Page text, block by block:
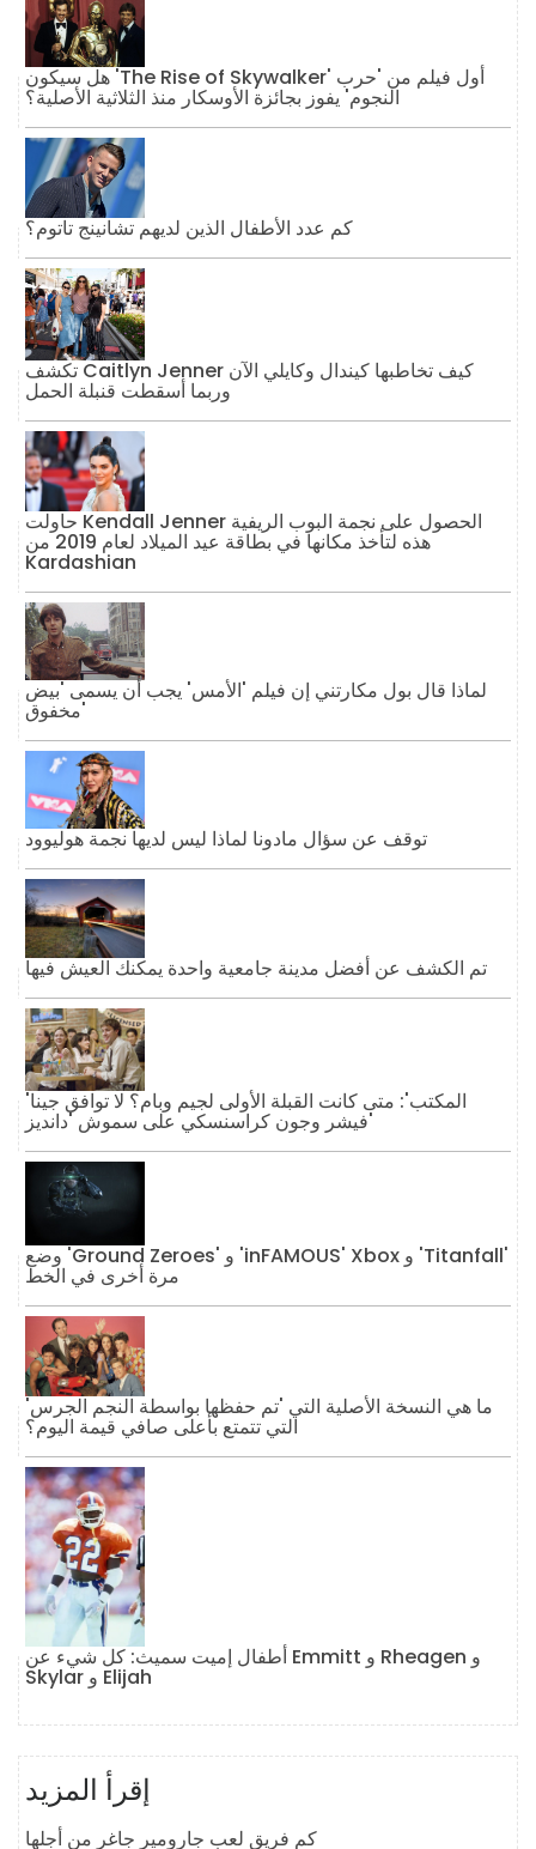
هل سيكون 'The Rise of Skywalker' أول فيلم من 'حرب
النجوم' يفوز بجائزة الأوسكار منذ الثلاثية الأصلية؟
كم عدد الأطفال الذين لديهم تشانينج تاتوم؟
تكشف Caitlyn Jenner كيف تخاطبها كيندال وكايلي الآن
وربما أسقطت قنبلة الحمل
حاولت Kendall Jenner الحصول على نجمة البوب ​​الريفية
هذه لتأخذ مكانها في بطاقة عيد الميلاد لعام 2019 من
Kardashian
لماذا قال بول مكارتني إن فيلم 'الأمس' يجب أن يسمى 'بيض
مخفوق'
توقف عن سؤال مادونا لماذا ليس لديها نجمة هوليوود
تم الكشف عن أفضل مدينة جامعية واحدة يمكنك العيش فيها
'المكتب': متى كانت القبلة الأولى لجيم وبام؟ لا توافق جينا
فيشر وجون كراسنسكي على سموش 'دانديز'
وضع 'Ground Zeroes' و 'inFAMOUS' Xbox و 'Titanfall'
مرة أخرى في الخط
ما هي النسخة الأصلية التي 'تم حفظها بواسطة النجم الجرس'
التي تتمتع بأعلى صافي قيمة اليوم؟
أطفال إميت سميث: كل شيء عن Emmitt و Rheagen و
Skylar و Elijah
إقرأ المزيد
كم فريق لعب جارومير جاغر من أجلها